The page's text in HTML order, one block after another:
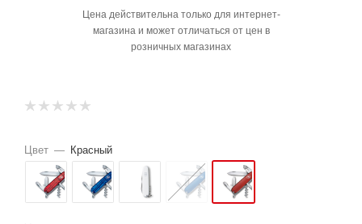
Цена действительна только для интернет-
магазина и может отличаться от цен в
розничных магазинах
Цвет — Красный